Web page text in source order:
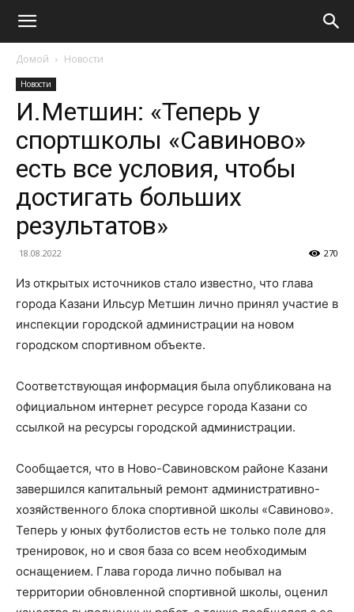
Домой Новости
Новости
И.Метшин: «Теперь у
спортшколы «Савиново»
есть все условия, чтобы
достигать больших
результатов»
18.08.2022 270
Из открытых источников стало известно, что глава
города Казани Ильсур Метшин лично принял участие в
инспекции городской администрации на новом
городском спортивном объекте.
Соответствующая информация была опубликована на
официальном интернет ресурсе города Казани со
ссылкой на ресурсы городской администрации.
Сообщается, что в Ново-Савиновском районе Казани
завершился капитальный ремонт административно-
хозяйственного блока спортивной школы «Савиново».
Теперь у юных футболистов есть не только поле для
тренировок, но и своя база со всем необходимым
оснащением. Глава города лично побывал на
территории обновленной спортивной школы, оценил